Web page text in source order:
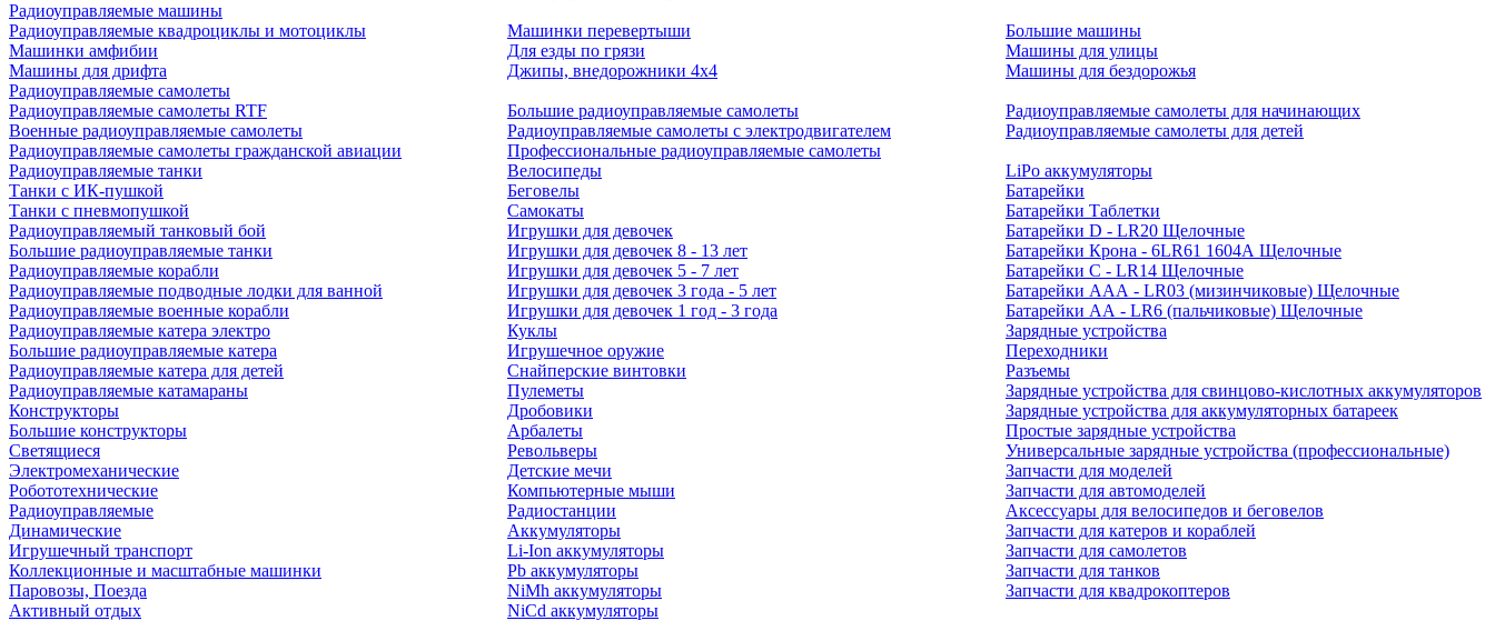
Радиоуправляемые машины
Радиоуправляемые квадроциклы и мотоциклы
Машинки амфибии
Машины для дрифта
Машинки перевертыши
Для езды по грязи
Джипы, внедорожники 4x4
Большие машины
Машины для улицы
Машины для бездорожья
Радиоуправляемые самолеты
Радиоуправляемые самолеты RTF
Военные радиоуправляемые самолеты
Радиоуправляемые самолеты гражданской авиации
Большие радиоуправляемые самолеты
Радиоуправляемые самолеты с электродвигателем
Профессиональные радиоуправляемые самолеты
Радиоуправляемые самолеты для начинающих
Радиоуправляемые самолеты для детей
Радиоуправляемые танки
Танки с ИК-пушкой
Танки с пневмопушкой
Радиоуправляемый танковый бой
Большие радиоуправляемые танки
Радиоуправляемые корабли
Радиоуправляемые подводные лодки для ванной
Радиоуправляемые военные корабли
Радиоуправляемые катера электро
Большие радиоуправляемые катера
Радиоуправляемые катера для детей
Радиоуправляемые катамараны
Конструкторы
Большие конструкторы
Светящиеся
Электромеханические
Робототехнические
Радиоуправляемые
Динамические
Игрушечный транспорт
Коллекционные и масштабные машинки
Паровозы, Поезда
Активный отдых
Велосипеды
Беговелы
Самокаты
Игрушки для девочек
Игрушки для девочек 8 - 13 лет
Игрушки для девочек 5 - 7 лет
Игрушки для девочек 3 года - 5 лет
Игрушки для девочек 1 год - 3 года
Куклы
Игрушечное оружие
Снайперские винтовки
Пулеметы
Дробовики
Арбалеты
Револьверы
Детские мечи
Компьютерные мыши
Радиостанции
Аккумуляторы
Li-Ion аккумуляторы
Pb аккумуляторы
NiMh аккумуляторы
NiCd аккумуляторы
LiPo аккумуляторы
Батарейки
Батарейки Таблетки
Батарейки D - LR20 Щелочные
Батарейки Крона - 6LR61 1604A Щелочные
Батарейки C - LR14 Щелочные
Батарейки AAA - LR03 (мизинчиковые) Щелочные
Батарейки AA - LR6 (пальчиковые) Щелочные
Зарядные устройства
Переходники
Разъемы
Зарядные устройства для свинцово-кислотных аккумуляторов
Зарядные устройства для аккумуляторных батареек
Простые зарядные устройства
Универсальные зарядные устройства (профессиональные)
Запчасти для моделей
Запчасти для автомоделей
Аксессуары для велосипедов и беговелов
Запчасти для катеров и кораблей
Запчасти для самолетов
Запчасти для танков
Запчасти для квадрокоптеров